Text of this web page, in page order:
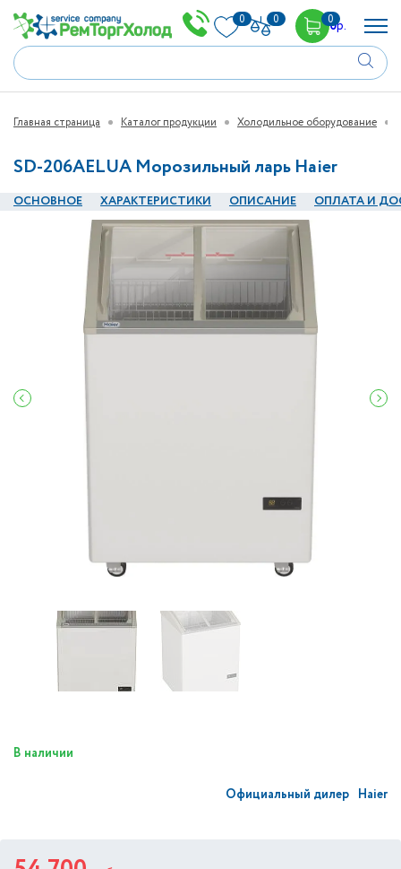
0 0 00р.
Главная страница Каталог продукции Холодильное оборудование
SD-206AELUA Морозильный ларь Haier
ОСНОВНОЕ ХАРАКТЕРИСТИКИ ОПИСАНИЕ ОПЛАТА И
В наличии
Официальный дилер Haier